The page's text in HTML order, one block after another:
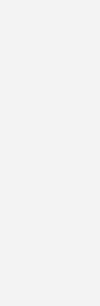
Vorsätze,
welche Impulse bringt